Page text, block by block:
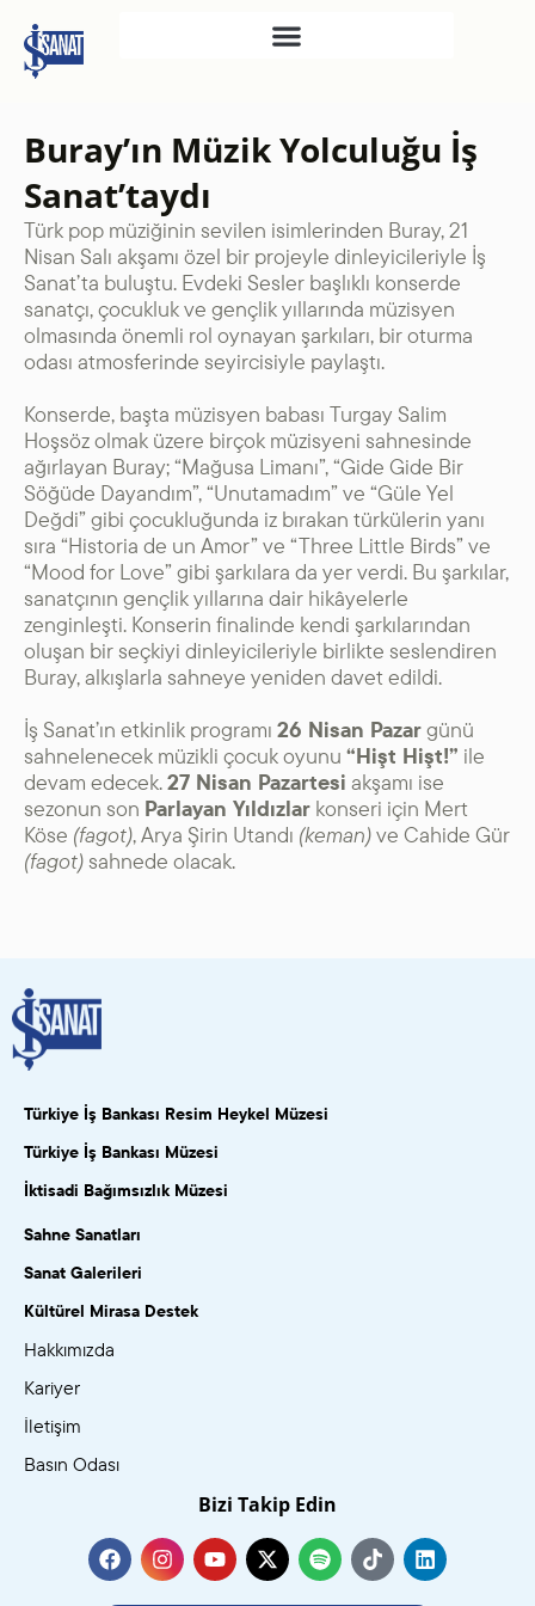
SAHNE SANATLARI
TÜRKIYE İŞ BANKASI
RESIM HEYKEL MÜZESI
TÜRKIYE İŞ BANKASI
MÜZESI
İKTISADI BAĞIMSIZLIK
MÜZESI
ATATÜRK KÜTÜPHANESI
SANAT GALERILERI
KÜLTÜREL MIRASA
DESTEK
Buray’ın Müzik Yolculuğu İş
Sanat’taydı
Türk pop müziğinin sevilen isimlerinden Buray, 21
Nisan Salı akşamı özel bir projeyle dinleyicileriyle İş
Sanat’ta buluştu. Evdeki Sesler başlıklı konserde
sanatçı, çocukluk ve gençlik yıllarında müzisyen
olmasında önemli rol oynayan şarkıları, bir oturma
odası atmosferinde seyircisiyle paylaştı.
Konserde, başta müzisyen babası Turgay Salim
Hoşsöz olmak üzere birçok müzisyeni sahnesinde
ağırlayan Buray; “Mağusa Limanı”, “Gide Gide Bir
Söğüde Dayandım”, “Unutamadım” ve “Güle Yel
Değdi” gibi çocukluğunda iz bırakan türkülerin yanı
sıra “Historia de un Amor” ve “Three Little Birds” ve
“Mood for Love” gibi şarkılara da yer verdi. Bu şarkılar,
sanatçının gençlik yıllarına dair hikâyelerle
zenginleşti. Konserin finalinde kendi şarkılarından
oluşan bir seçkiyi dinleyicileriyle birlikte seslendiren
Buray, alkışlarla sahneye yeniden davet edildi.
İş Sanat’ın etkinlik programı 26 Nisan Pazargünü
sahnelenecek müzikli çocuk oyunu “Hişt Hişt!” ile
devam edecek.27 Nisan Pazartesi akşamı ise
sezonun son Parlayan Yıldızlar konseri için Mert
Köse (fagot), Arya Şirin Utandı (keman)ve Cahide Gür
(fagot)sahnede olacak.
Türkiye İş Bankası Resim Heykel Müzesi
Türkiye İş Bankası Müzesi
İktisadi Bağımsızlık Müzesi
Sahne Sanatları
Sanat Galerileri
Kültürel Mirasa Destek
Hakkımızda
Kariyer
İletişim
Basın Odası
Bizi Takip Edin